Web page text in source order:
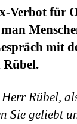
Verbot für
mit
Rübel,
Sie geliebt